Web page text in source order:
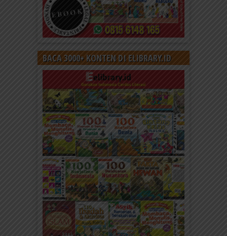
BACA 3000+ KONTEN DI ELIBRARY.ID